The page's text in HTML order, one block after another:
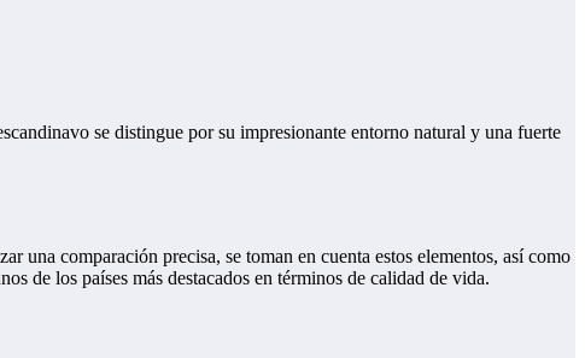
se distingue por su impresionante entorno natural y una fuerte
una comparación precisa, se toman en cuenta estos elementos, así como
de los países más destacados en términos de calidad de vida.